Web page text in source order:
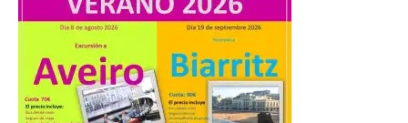
han visitado las
exposiciones ‘Alma de
América. Arte y mito
precolombino’ y ‘Mundus
Novus’ en la Sala de San
Eloy